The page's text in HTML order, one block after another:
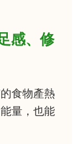
感、修
食物產熱
量，也能